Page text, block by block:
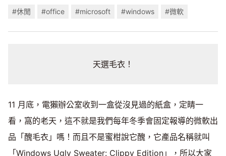
#休閒 #office #microsoft #windows #微軟
天選毛衣！
11 月底，電獺辦公室收到一盒從沒見過的紙盒，定睛一
看，窩的老天，這不就是我們每年冬季會固定報導的微軟出
品「醜毛衣」嗎！而且不是蜜柑說它醜，它產品名稱就叫
「Windows Ugly Sweater: Clippy Edition」，所以大家